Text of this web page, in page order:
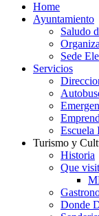
Home
Ayuntamiento
Saludo
Sede
Servicios
Escuela
Turismo y
Historia
Que
Donde